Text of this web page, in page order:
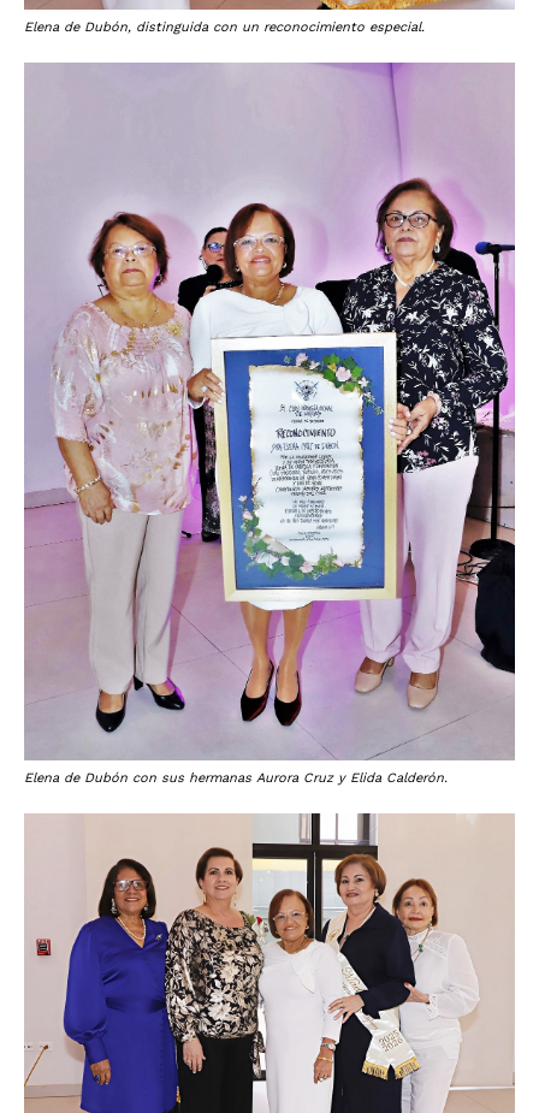
Elena de Dubón, distinguida con un reconocimiento especial.
Elena de Dubón con sus hermanas Aurora Cruz y Elida Calderón.